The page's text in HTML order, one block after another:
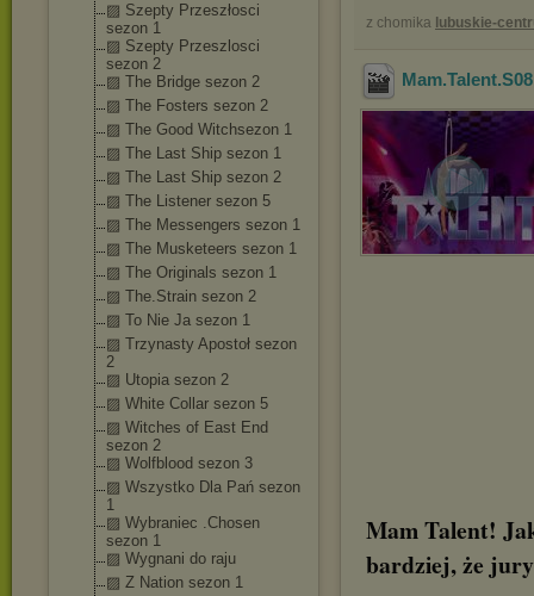
▨ Szepty Przeszłosci
sezon 1
▨ Szepty Przeszlosci
sezon 2
▨ The Bridge sezon 2
▨ The Fosters sezon 2
▨ The Good Witchsezon 1
▨ The Last Ship sezon 1
▨ The Last Ship sezon 2
▨ The Listener sezon 5
▨ The Messengers sezon 1
▨ The Musketeers sezon 1
▨ The Originals sezon 1
▨ The.Strain sezon 2
▨ To Nie Ja sezon 1
▨ Trzynasty Apostoł sezon
2
▨ Utopia sezon 2
▨ White Collar sezon 5
▨ Witches of East End
sezon 2
▨ Wolfblood sezon 3
▨ Wszystko Dla Pań sezon
1
▨ Wybraniec .Chosen
sezon 1
▨ Wygnani do raju
▨ Z Nation sezon 1
z chomika lubuskie-
Mam Talent!
bardziej, że jury